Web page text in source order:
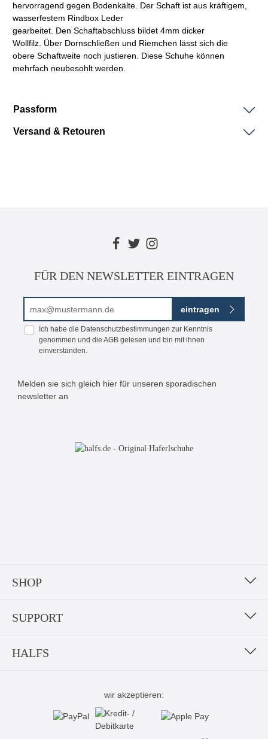
hervorragend gegen Bodenkälte. Der Schaft ist aus kräftigem,
wasserfestem Rindbox Leder
gearbeitet. Den Schaftabschluss bildet 4mm dicker
Wollfilz. Über Dornschließen und Riemchen lässt sich die
obere Schaftweite noch justieren. Diese Schuhe können
mehrfach neubesohlt werden.
Passform
Versand & Retouren
FÜR DEN NEWSLETTER EINTRAGEN
eintragen
Ich habe die Datenschutzbestimmungen zur Kenntnis
genommen und die AGB gelesen und bin mit ihnen
einverstanden.
Melden sie sich gleich hier für unseren sporadischen
newsletter an
SHOP
SUPPORT
HALFS
wir akzeptieren: